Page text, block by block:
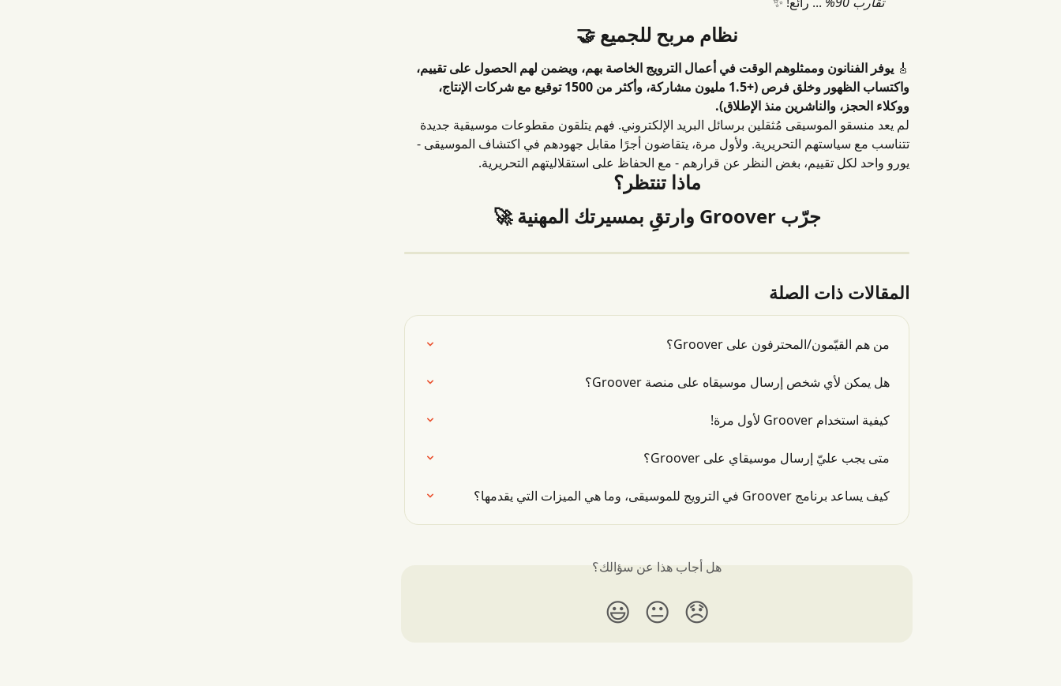
نظام مربح للجميع 🤝
🎸 يوفر الفنانون وممثلوهم الوقت في أعمال الترويج الخاصة بهم، ويضمن لهم الحصول على تقييم،
واكتساب الظهور وخلق فرص (+1.5 مليون مشاركة، وأكثر من 1500 توقيع مع شركات الإنتاج،
ووكلاء الحجز، والناشرين منذ الإطلاق).
لم يعد منسقو الموسيقى مُثقلين برسائل البريد الإلكتروني. فهم يتلقون مقطوعات موسيقية جديدة
تتناسب مع سياستهم التحريرية. ولأول مرة، يتقاضون أجرًا مقابل جهودهم في اكتشاف الموسيقى -
يورو واحد لكل تقييم، بغض النظر عن قرارهم - مع الحفاظ على استقلاليتهم التحريرية.
ماذا تنتظر؟
جرّب Groover وارتقِ بمسيرتك المهنية 🚀
المقالات ذات الصلة
من هم القيّمون/المحترفون على Groover؟
هل يمكن لأي شخص إرسال موسيقاه على منصة Groover؟
كيفية استخدام Groover لأول مرة!
متى يجب عليّ إرسال موسيقاي على Groover؟
كيف يساعد برنامج Groover في الترويج للموسيقى، وما هي الميزات التي يقدمها؟
هل أجاب هذا عن سؤالك؟
😞
😐
😃